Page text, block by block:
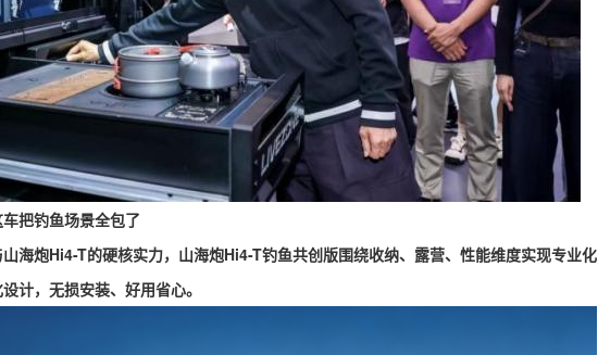
把钓鱼场景全包了
海炮Hi4-T的硬核实力，山海炮Hi4-T钓鱼共创版围绕收纳、露营、性能维度实现专业化
计，无损安装、好用省心。